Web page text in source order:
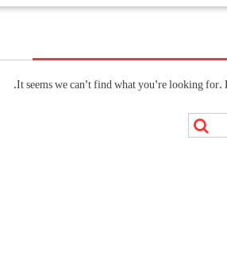
It seems we can’t find what you’re looking for.